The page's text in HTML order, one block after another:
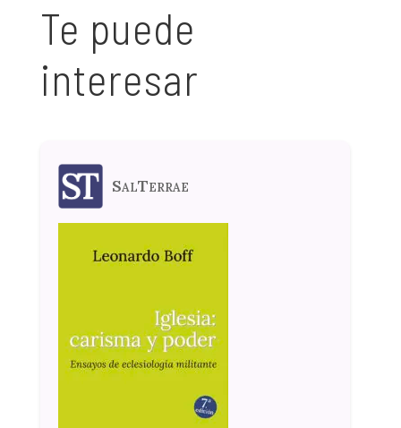
Te puede
interesar
SalTerrae